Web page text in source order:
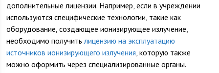
дополнительные лицензии. Например, если в учреждении
используются специфические технологии, такие как
оборудование, создающее ионизирующее излучение,
необходимо получитьлицензию на эксплуатацию
источников ионизирующего излучения, которую также
можно оформить через специализированные органы.